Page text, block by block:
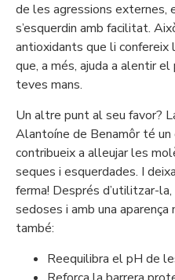
de les agressions externes,
s’esquerdin amb facilitat.
antioxidants que li confereix
que, a més, ajuda a alentir
teves mans.
Un altre punt al seu favor?
Alantoíne de Benamôr té
contribueix a alleujar les
seques i esquerdades. I
ferma! Després d’utilitzar-
sedoses i amb una
també:
Reequilibra el pH de